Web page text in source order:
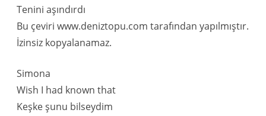
Tenini aşındırdı
Bu çeviri www.deniztopu.com tarafından yapılmıştır.
İzinsiz kopyalanamaz.
Simona
Wish I had known that
Keşke şunu bilseydim